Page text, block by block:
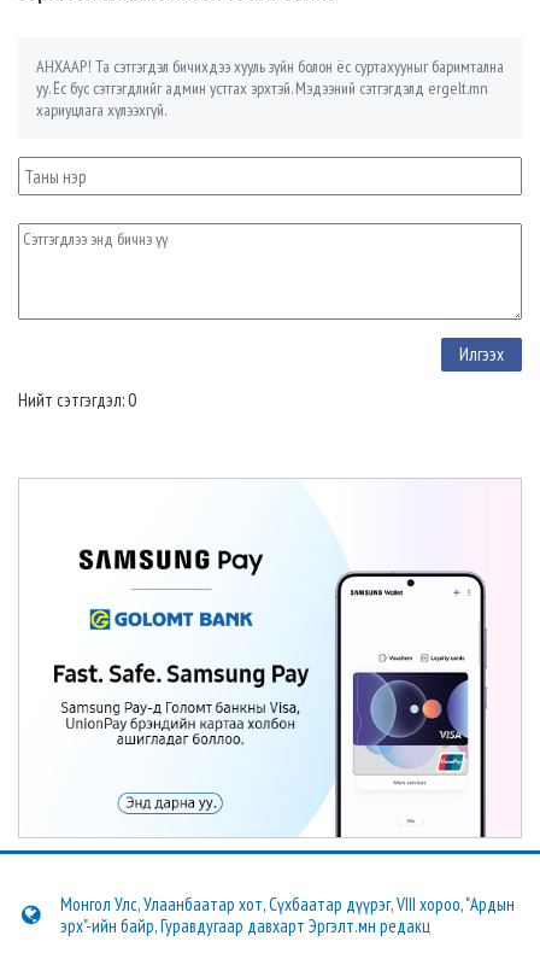
АНХААР! Та сэтгэгдэл бичихдээ хууль зүйн болон ёс суртахууныг баримтална
уу. Ёс бус сэтгэгдлийг админ устгах эрхтэй. Мэдээний сэтгэгдэлд ergelt.mn
хариуцлага хүлээхгүй.
Нийт сэтгэгдэл: 0
Монгол Улс, Улаанбаатар хот, Сүхбаатар дүүрэг, VIII хороо, "Ардын
эрх"-ийн байр, Гуравдугаар давхарт Эргэлт.мн редакц